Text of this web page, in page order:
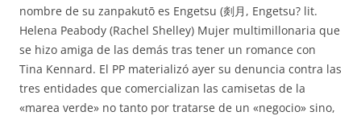
nombre de su zanpakutō es Engetsu (剡月, Engetsu? lit.
Helena Peabody (Rachel Shelley) Mujer multimillonaria que
se hizo amiga de las demás tras tener un romance con
Tina Kennard. El PP materializó ayer su denuncia contra las
tres entidades que comercializan las camisetas de la
«marea verde» no tanto por tratarse de un «negocio» sino,